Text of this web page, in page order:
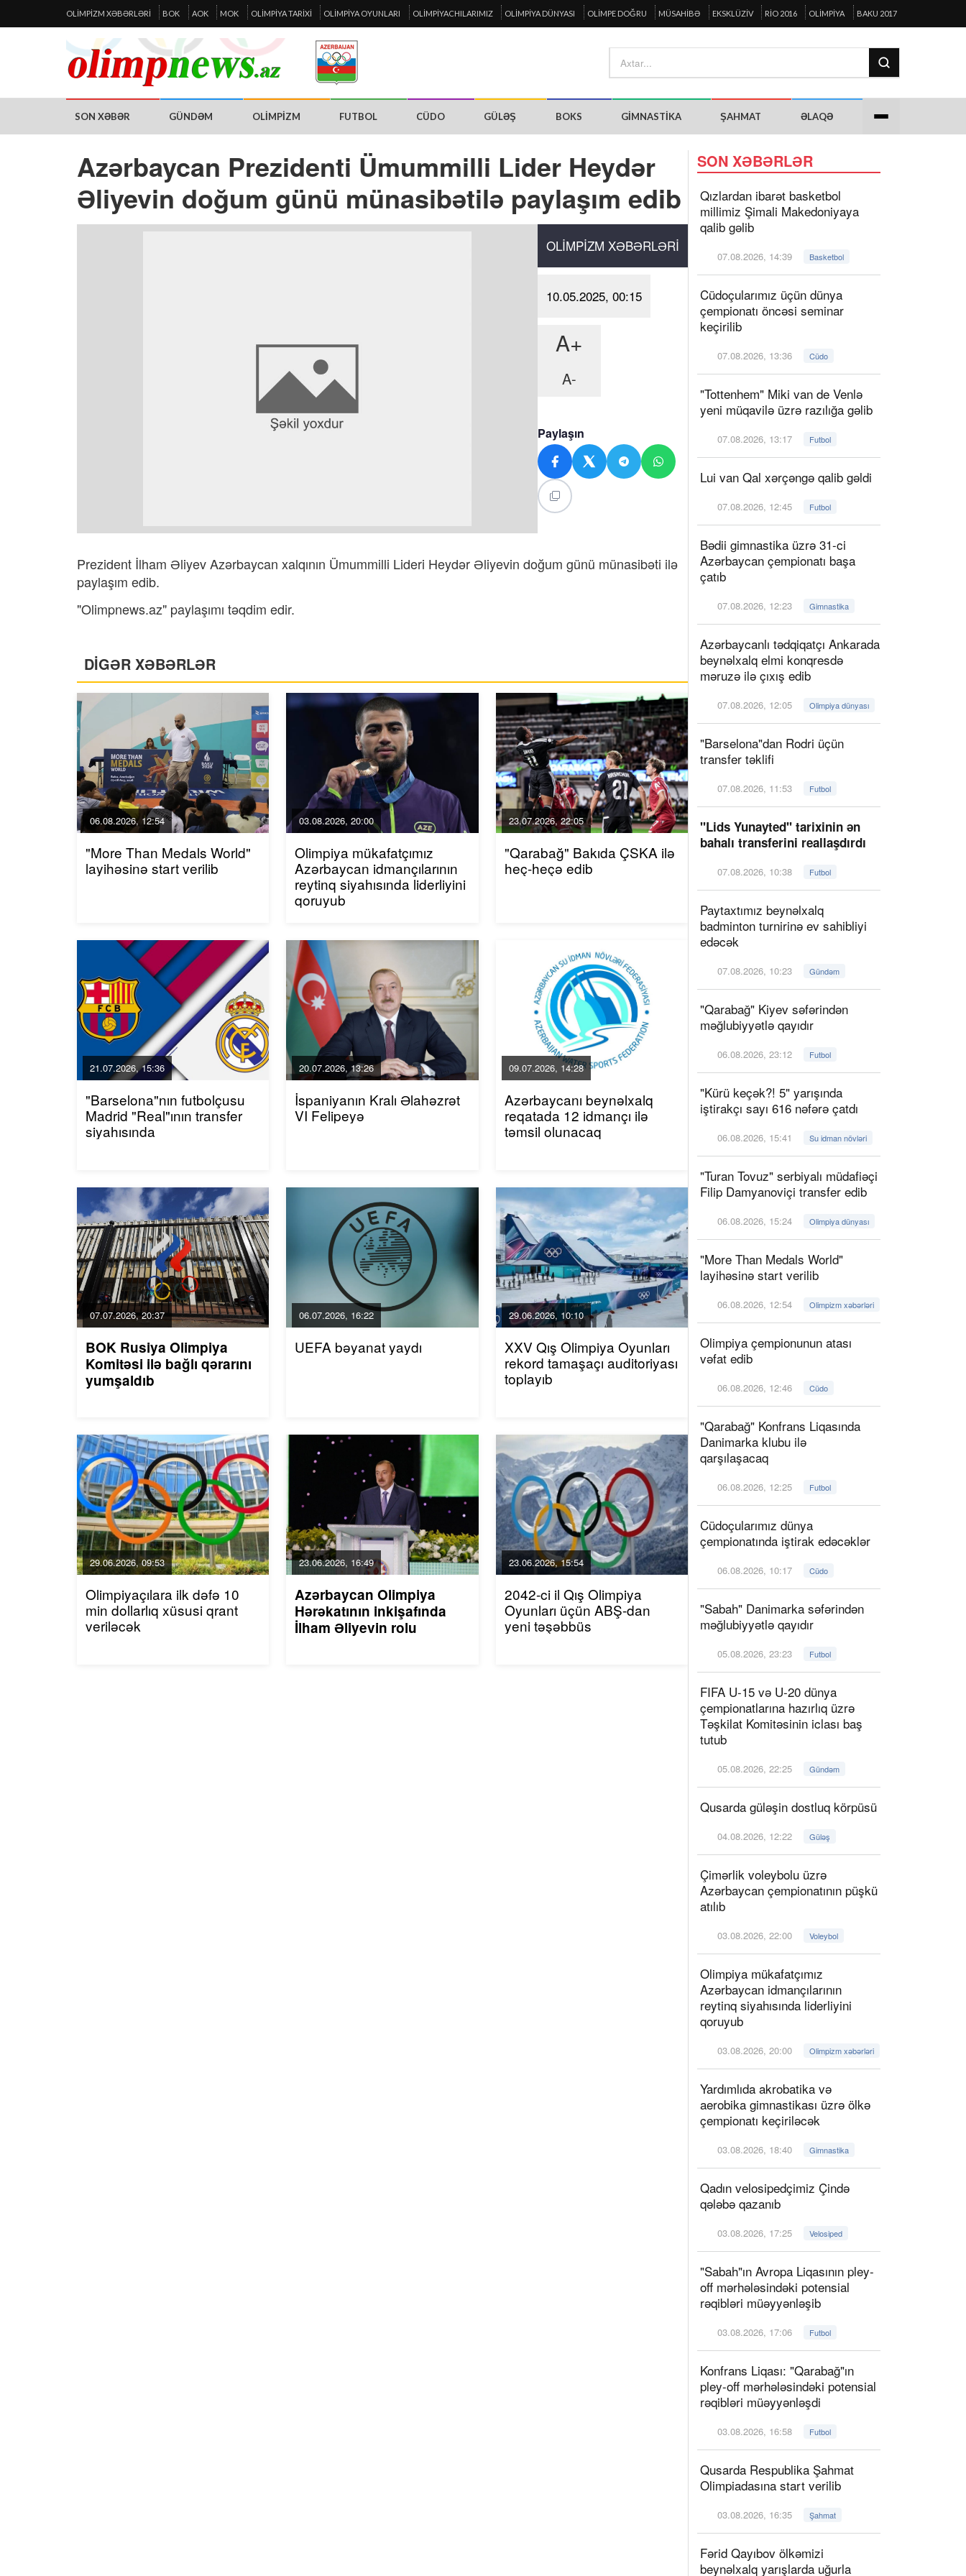
OLIMPIZM XƏBƏRLƏRI BOK AOK MOK OLIMPIYA TARIXI OLIMPIYA OYUNLARI OLIMPIYACHILARIMIZ OLIMPIYA DÜNYASI OLIMPE DOĞRU MÜSAHIBƏ EKSKLÜZIV RIO 2016 OLIMPIYA BAKU 2017
SON XƏBƏR GÜNDƏM OLIMPIZM FUTBOL CÜDO GÜLƏŞ BOKS GIMNASTIKA ŞAHMAT ƏLAQƏ
Azərbaycan Prezidenti Ümummilli Lider Heydər
Əliyevin doğum günü münasibətilə paylaşım edib
OLIMPIZM XƏBƏRLƏRI
10.05.2025, 00:15
A+
A-
Paylaşın
Prezident İlham Əliyev Azərbaycan xalqının Ümummilli Lideri Heydər Əliyevin doğum günü münasibəti ilə
paylaşım edib.
"Olimpnews.az" paylaşımı təqdim edir.
DİGƏR XƏBƏRLƏR
06.08.2026, 12:54
"More Than Medals World"
layihəsinə start verilib
03.08.2026, 20:00
Olimpiya mükafatçımız
Azərbaycan idmançılarının
reytinq siyahısında liderliyini
qoruyub
23.07.2026, 22:05
"Qarabağ" Bakıda ÇSKA ilə
heç-heçə edib
21.07.2026, 15:36
"Barselona"nın futbolçusu
Madrid "Real"ının transfer
siyahısında
20.07.2026, 13:26
İspaniyanın Kralı Əlahəzrət
VI Felipeyə
09.07.2026, 14:28
Azərbaycanı beynəlxalq
reqatada 12 idmançı ilə
təmsil olunacaq
07.07.2026, 20:37
BOK Rusiya Olimpiya
Komitəsi ilə bağlı qərarını
yumşaldıb
06.07.2026, 16:22
UEFA bəyanat yaydı
29.06.2026, 10:10
XXV Qış Olimpiya Oyunları
rekord tamaşaçı auditoriyası
toplayıb
29.06.2026, 09:53
Olimpiyaçılara ilk dəfə 10
min dollarlıq xüsusi qrant
veriləcək
23.06.2026, 16:49
Azərbaycan Olimpiya
Hərəkatının inkişafında
İlham Əliyevin rolu
23.06.2026, 15:54
2042-ci il Qış Olimpiya
Oyunları üçün ABŞ-dan
yeni təşəbbüs
SON XƏBƏRLƏR
Qızlardan ibarət basketbol
millimiz Şimali Makedoniyaya
qalib gəlib
07.08.2026, 14:39 Basketbol
Cüdoçularımız üçün dünya
çempionatı öncəsi seminar
keçirilib
07.08.2026, 13:36 Cüdo
"Tottenhem" Miki van de Venlə
yeni müqavilə üzrə razılığa gəlib
07.08.2026, 13:17 Futbol
Lui van Qal xərçəngə qalib gəldi
07.08.2026, 12:45 Futbol
Bədii gimnastika üzrə 31-ci
Azərbaycan çempionatı başa
çatıb
07.08.2026, 12:23 Gimnastika
Azərbaycanlı tədqiqatçı Ankarada
beynəlxalq elmi konqresdə
məruzə ilə çıxış edib
07.08.2026, 12:05 Olimpiya dünyası
"Barselona"dan Rodri üçün
transfer təklifi
07.08.2026, 11:53 Futbol
"Lids Yunayted" tarixinin ən
bahalı transferini reallaşdırdı
07.08.2026, 10:38 Futbol
Paytaxtımız beynəlxalq
badminton turnirinə ev sahibliyi
edəcək
07.08.2026, 10:23 Gündəm
"Qarabağ" Kiyev səfərindən
məğlubiyyətlə qayıdır
06.08.2026, 23:12 Futbol
"Kürü keçək?! 5" yarışında
iştirakçı sayı 616 nəfərə çatdı
06.08.2026, 15:41 Su idman növləri
"Turan Tovuz" serbiyalı müdafiəçi
Filip Damyanoviçi transfer edib
06.08.2026, 15:24 Olimpiya dünyası
"More Than Medals World"
layihəsinə start verilib
06.08.2026, 12:54 Olimpizm xəbərləri
Olimpiya çempionunun atası
vəfat edib
06.08.2026, 12:46 Cüdo
"Qarabağ" Konfrans Liqasında
Danimarka klubu ilə
qarşılaşacaq
06.08.2026, 12:25 Futbol
Cüdoçularımız dünya
çempionatında iştirak edəcəklər
06.08.2026, 10:17 Cüdo
"Sabah" Danimarka səfərindən
məğlubiyyətlə qayıdır
05.08.2026, 23:23 Futbol
FIFA U-15 və U-20 dünya
çempionatlarına hazırlıq üzrə
Təşkilat Komitəsinin iclası baş
tutub
05.08.2026, 22:25 Gündəm
Qusarda güləşin dostluq körpüsü
04.08.2026, 12:22 Güləş
Çimərlik voleybolu üzrə
Azərbaycan çempionatının püşkü
atılıb
03.08.2026, 22:00 Voleybol
Olimpiya mükafatçımız
Azərbaycan idmançılarının
reytinq siyahısında liderliyini
qoruyub
03.08.2026, 20:00 Olimpizm xəbərləri
Yardımlıda akrobatika və
aerobika gimnastikası üzrə ölkə
çempionatı keçiriləcək
03.08.2026, 18:40 Gimnastika
Qadın velosipedçimiz Çində
qələbə qazanıb
03.08.2026, 17:25 Velosiped
"Sabah"ın Avropa Liqasının pley-
off mərhələsindəki potensial
rəqibləri müəyyənləşib
03.08.2026, 17:06 Futbol
Konfrans Liqası: "Qarabağ"ın
pley-off mərhələsindəki potensial
rəqibləri müəyyənləşdi
03.08.2026, 16:58 Futbol
Qusarda Respublika Şahmat
Olimpiadasına start verilib
03.08.2026, 16:35 Şahmat
Fərid Qayıbov ölkəmizi
beynəlxalq yarışlarda uğurla